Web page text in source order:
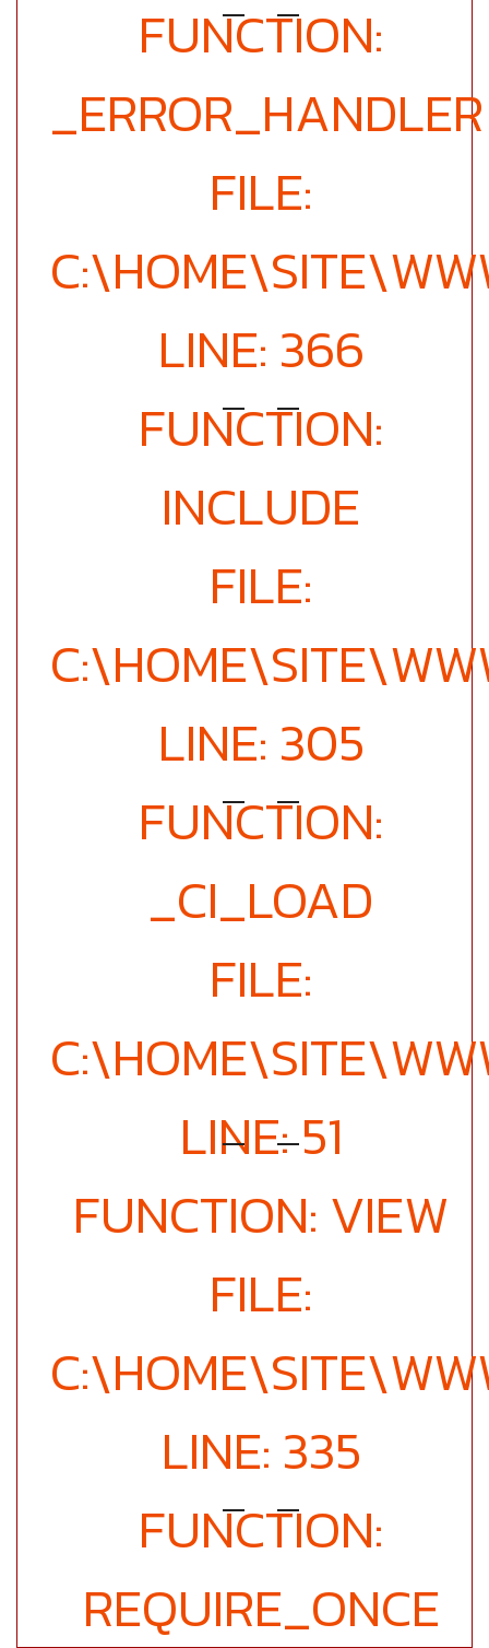
FUNCTION:
_ERROR_HANDLER
FILE:
LINE: 366
FUNCTION:
INCLUDE
FILE:
LINE: 305
FUNCTION:
_CI_LOAD
FILE:
LINE: 51
FUNCTION: VIEW
FILE:
LINE: 335
FUNCTION:
REQUIRE_ONCE